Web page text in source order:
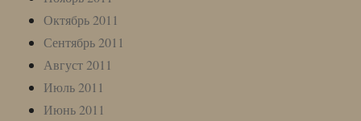
Октябрь 2011
Сентябрь 2011
Август 2011
Июль 2011
Июнь 2011